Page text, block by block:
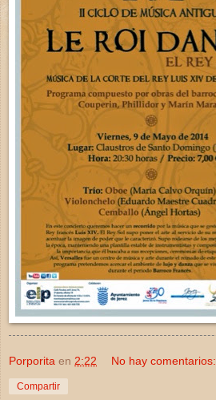
Porporita en 2:22 No hay comentarios:
Compartir